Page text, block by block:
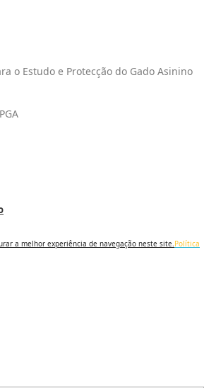
o Estudo e Protecção do Gado Asinino
a melhor experiência de navegação neste site.Política